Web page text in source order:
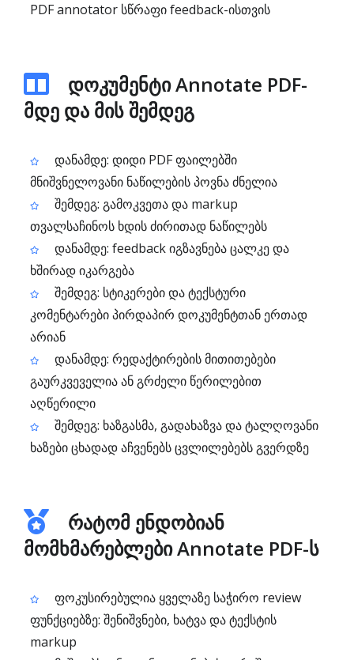
PDF annotator სწრაფი feedback-ისთვის
დოკუმენტი Annotate PDF-
მდე და მის შემდეგ
დანამდე: დიდი PDF ფაილებში
მნიშვნელოვანი ნაწილების პოვნა ძნელია
შემდეგ: გამოკვეთა და markup
თვალსაჩინოს ხდის ძირითად ნაწილებს
დანამდე: feedback იგზავნება ცალკე და
ხშირად იკარგება
შემდეგ: სტიკერები და ტექსტური
კომენტარები პირდაპირ დოკუმენტთან ერთად
არიან
დანამდე: რედაქტირების მითითებები
გაურკვეველია ან გრძელი წერილებით
აღწერილი
შემდეგ: ხაზგასმა, გადახაზვა და ტალღოვანი
ხაზები ცხადად აჩვენებს ცვლილებებს გვერდზე
რატომ ენდობიან
მომხმარებლები Annotate PDF-ს
ფოკუსირებულია ყველაზე საჭირო review
ფუნქციებზე: შენიშვნები, ხატვა და ტექსტის
markup